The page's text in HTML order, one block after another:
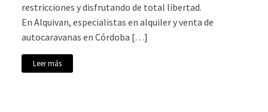
restricciones y disfrutando de total libertad.
En Alquivan, especialistas en alquiler y venta de
autocaravanas en Córdoba […]
Leer más